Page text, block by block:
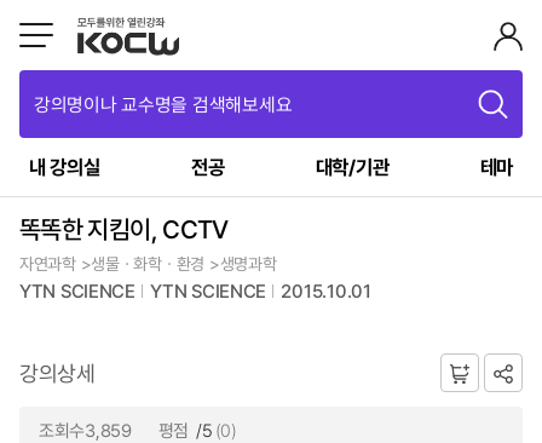
강의명이나 교수명을 검색해보세요
내 강의실 전공 대학/기관 테마
똑똑한 지킴이, CCTV
자연과학 >생물ㆍ화학ㆍ환경 >생명과학
YTN SCIENCE YTN SCIENCE 2015.10.01
강의상세
조회수3,859 평점 /5 (0)